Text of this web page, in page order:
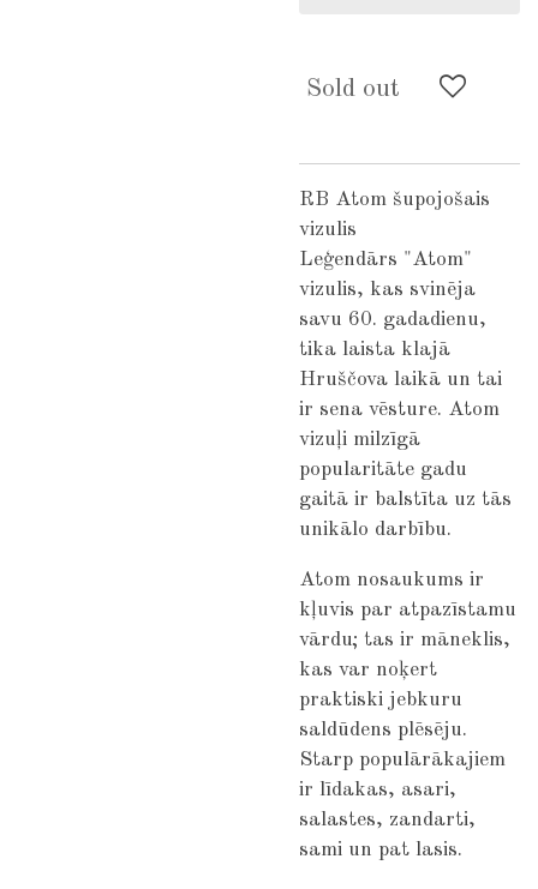
Sold out
RB Atom šupojošais
vizulis
Leģendārs "Atom"
vizulis, kas svinēja
savu 60. gadadienu,
tika laista klajā
Hruščova laikā un tai
ir sena vēsture. Atom
vizuļi milzīgā
popularitāte gadu
gaitā ir balstīta uz tās
unikālo darbību.
Atom nosaukums ir
kļuvis par atpazīstamu
vārdu; tas ir māneklis,
kas var noķert
praktiski jebkuru
saldūdens plēsēju.
Starp populārākajiem
ir līdakas, asari,
salastes, zandarti,
sami un pat lasis.